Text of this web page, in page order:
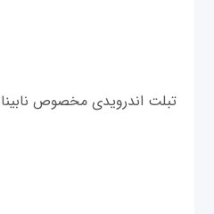
تبلت اندرویدی مخصوص